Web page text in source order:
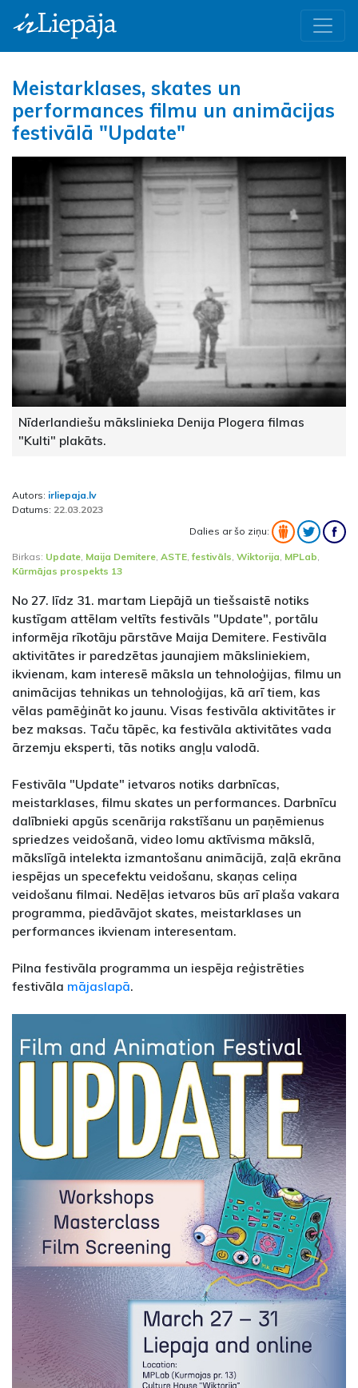
Meistarklases, skates un
performances filmu un animācijas
festivālā "Update"
Nīderlandiešu mākslinieka Denija Plogera filmas
"Kulti" plakāts.
Autors: irliepaja.lv
Datums: 22.03.2023
Dalies ar šo ziņu:
Birkas: Update Maija Demitere ASTE ,festivāls Wiktorija MPLab
Kūrmājas prospekts 13
No 27. līdz 31. martam Liepājā un tiešsaistē notiks
kustīgam attēlam veltīts festivāls "Update", portālu
informēja rīkotāju pārstāve Maija Demitere. Festivāla
aktivitātes ir paredzētas jaunajiem māksliniekiem,
ikvienam, kam interesē māksla un tehnoloģijas, filmu un
animācijas tehnikas un tehnoloģijas, kā arī tiem, kas
vēlas pamēģināt ko jaunu. Visas festivāla aktivitātes ir
bez maksas. Taču tāpēc, ka festivāla aktivitātes vada
ārzemju eksperti, tās notiks angļu valodā.
Festivāla "Update" ietvaros notiks darbnīcas,
meistarklases, filmu skates un performances. Darbnīcu
dalībnieki apgūs scenārija rakstīšanu un paņēmienus
spriedzes veidošanā, video lomu aktīvisma mākslā,
mākslīgā intelekta izmantošanu animācijā, zaļā ekrāna
iespējas un specefektu veidošanu, skaņas celiņa
veidošanu filmai. Nedēļas ietvaros būs arī plaša vakara
programma, piedāvājot skates, meistarklases un
performances ikvienam interesentam.
Pilna festivāla programma un iespēja reģistrēties
festivāla mājaslapā.